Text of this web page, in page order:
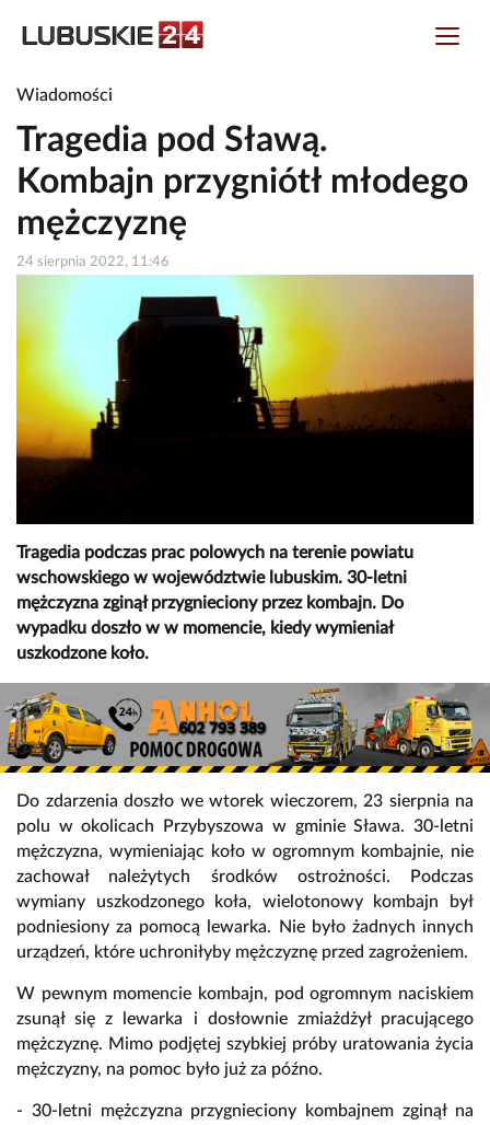
Wiadomości
Tragedia pod Sławą.
Kombajn przygniótł młodego
mężczyznę
24 sierpnia 2022, 11:46
Tragedia podczas prac polowych na terenie powiatu
wschowskiego w województwie lubuskim. 30-letni
mężczyzna zginął przygnieciony przez kombajn. Do
wypadku doszło w w momencie, kiedy wymieniał
uszkodzone koło.
Do zdarzenia doszło we wtorek wieczorem, 23 sierpnia na
polu w okolicach Przybyszowa w gminie Sława. 30-letni
mężczyzna, wymieniając koło w ogromnym kombajnie, nie
zachował należytych środków ostrożności. Podczas
wymiany uszkodzonego koła, wielotonowy kombajn był
podniesiony za pomocą lewarka. Nie było żadnych innych
urządzeń, które uchroniłyby mężczyznę przed zagrożeniem.
W pewnym momencie kombajn, pod ogromnym naciskiem
zsunął się z lewarka i dosłownie zmiażdżył pracującego
mężczyznę. Mimo podjętej szybkiej próby uratowania życia
mężczyzny, na pomoc było już za późno.
- 30-letni mężczyzna przygnieciony kombajnem zginął na